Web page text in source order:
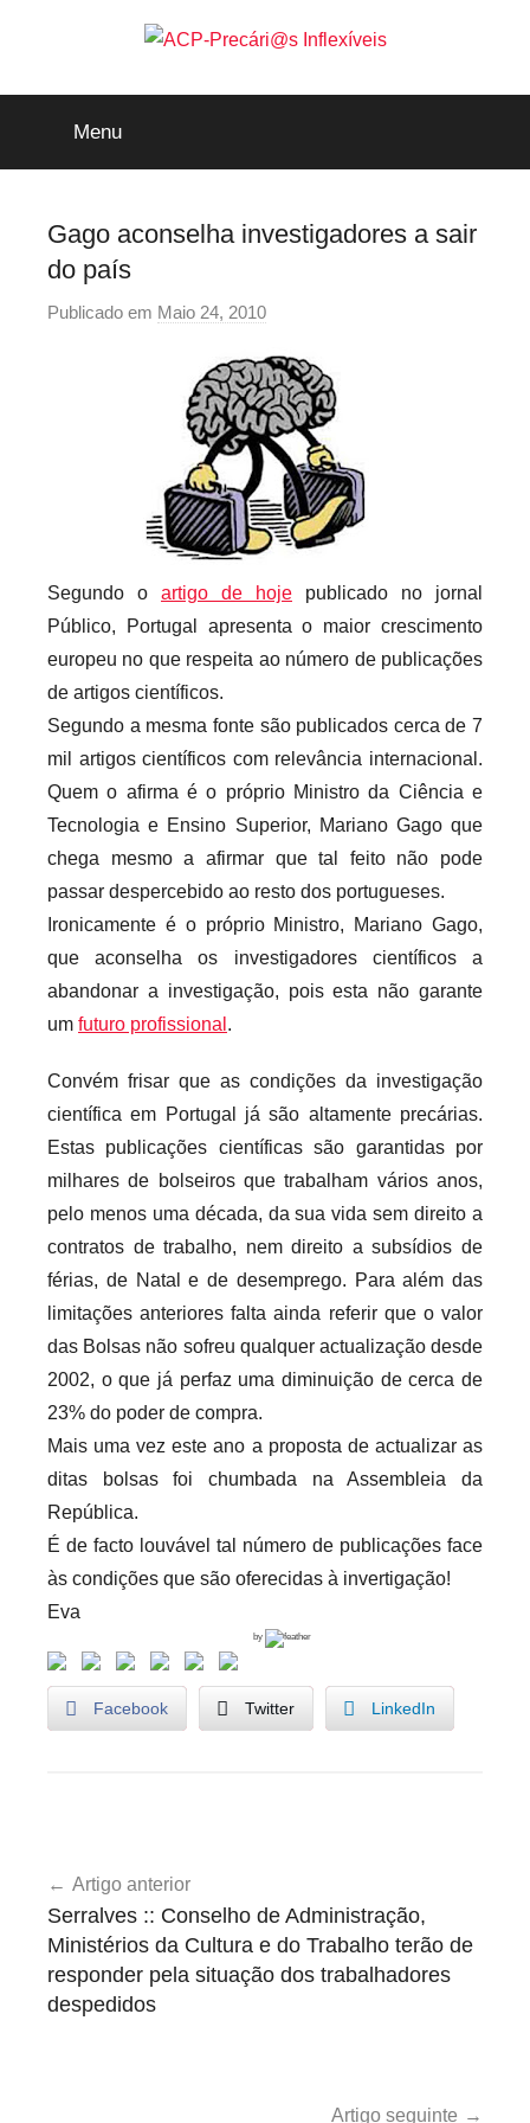
ACP-
Precári@s
Inflexíveis
Menu
Gago aconselha investigadores a sair
do país
Publicado em Maio 24, 2010
r
p
r
c
a
i
o
s
e
x
v
e
i
s
Segundo o artigo de hoje publicado no jornal
Público, Portugal apresenta o maior crescimento
europeu no que respeita ao número de publicações
de artigos científicos.
Segundo a mesma fonte são publicados cerca de 7
mil artigos científicos com relevância internacional.
Quem o afirma é o próprio Ministro da Ciência e
Tecnologia e Ensino Superior, Mariano Gago que
chega mesmo a afirmar que tal feito não pode
passar despercebido ao resto dos portugueses.
Ironicamente é o próprio Ministro, Mariano Gago,
que aconselha os investigadores científicos a
abandonar a investigação, pois esta não garante
um futuro profissional .
Convém frisar que as condições da investigação
científica em Portugal já são altamente precárias.
Estas publicações científicas são garantidas por
milhares de bolseiros que trabalham vários anos,
pelo menos uma década, da sua vida sem direito a
contratos de trabalho, nem direito a subsídios de
férias, de Natal e de desemprego. Para além das
limitações anteriores falta ainda referir que o valor
das Bolsas não sofreu qualquer actualização desde
2002, o que já perfaz uma diminuição de cerca de
23% do poder de compra.
Mais uma vez este ano a proposta de actualizar as
ditas bolsas foi chumbada na Assembleia da
República.
É de facto louvável tal número de publicações face
às condições que são oferecidas à invertigação!
Eva
by
Facebook Twitter LinkedIn
de
artigos
Artigo anterior
Serralves :: Conselho de Administração,
Ministérios da Cultura e do Trabalho terão de
responder pela situação dos trabalhadores
despedidos
Artigo seguinte